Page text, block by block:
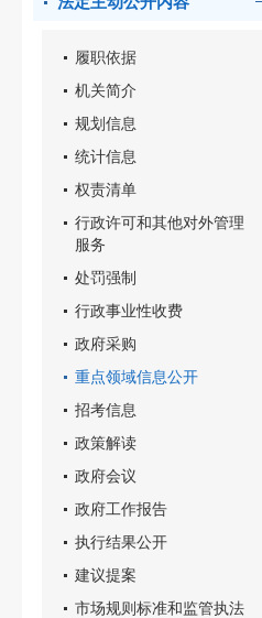
履职依据
机关简介
规划信息
统计信息
权责清单
行政许可和其他对外管理
服务
处罚强制
行政事业性收费
政府采购
重点领域信息公开
招考信息
政策解读
政府会议
政府工作报告
执行结果公开
建议提案
市场规则标准和监管执法